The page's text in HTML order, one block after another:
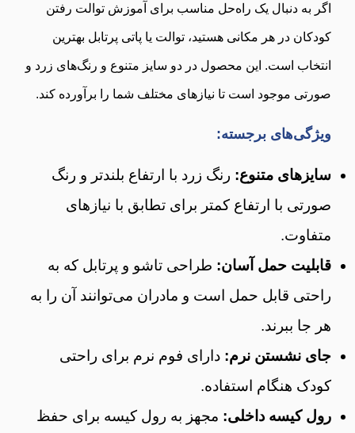
اگر به دنبال یک راه‌حل مناسب برای آموزش توالت رفتن
کودکان در هر مکانی هستید، توالت یا پاتی پرتابل بهترین
انتخاب است. این محصول در دو سایز متنوع و رنگ‌های زرد و
صورتی موجود است تا نیازهای مختلف شما را برآورده کند.
ویژگی‌های برجسته:
سایزهای متنوع: رنگ زرد با ارتفاع بلندتر و رنگ
صورتی با ارتفاع کمتر برای تطابق با نیازهای
متفاوت.
قابلیت حمل آسان: طراحی تاشو و پرتابل که به
راحتی قابل حمل است و مادران می‌توانند آن را به
هر جا ببرند.
جای نشستن نرم: دارای فوم نرم برای راحتی
کودک هنگام استفاده.
رول کیسه داخلی: مجهز به رول کیسه برای حفظ